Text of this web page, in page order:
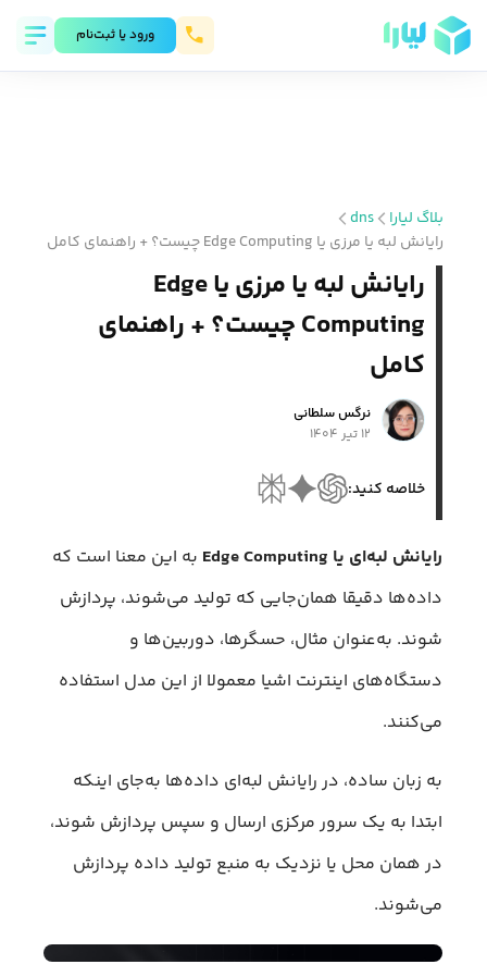
ورود يا ثبت‌نام
بلاگ لیارا
dns
رایانش لبه یا مرزی یا Edge Computing چیست؟ + راهنمای کامل
رایانش لبه یا مرزی یا Edge
Computing چیست؟ + راهنمای
کامل
نرگس سلطانی
۱۲ تیر ۱۴۰۴
خلاصه کنید:
رایانش لبه‌ای یا Edge Computing
به این معنا است که
داده‌ها دقیقا همان‌جایی که تولید می‌شوند، پردازش
شوند. به‌عنوان مثال، حسگرها، دوربین‌ها و
دستگاه‌های اینترنت اشیا معمولا از این مدل استفاده
می‌کنند.
به زبان ساده، در رایانش لبه‌ای داده‌ها به‌جای اینکه
ابتدا به یک سرور مرکزی ارسال و سپس پردازش شوند،
در همان محل یا نزدیک به منبع تولید داده پردازش
می‌شوند.